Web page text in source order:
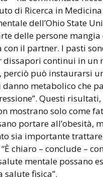
di Ricerca in Medicina
dell’Ohio State
delle persone mangia
con il partner. I pasti
continui in un
può instaurarsi
metabolico che
Questi risultati,
mostrano solo come
portare all’obesità,
sia importante
chiaro – conclude –
mentale possano
salute fisica”.